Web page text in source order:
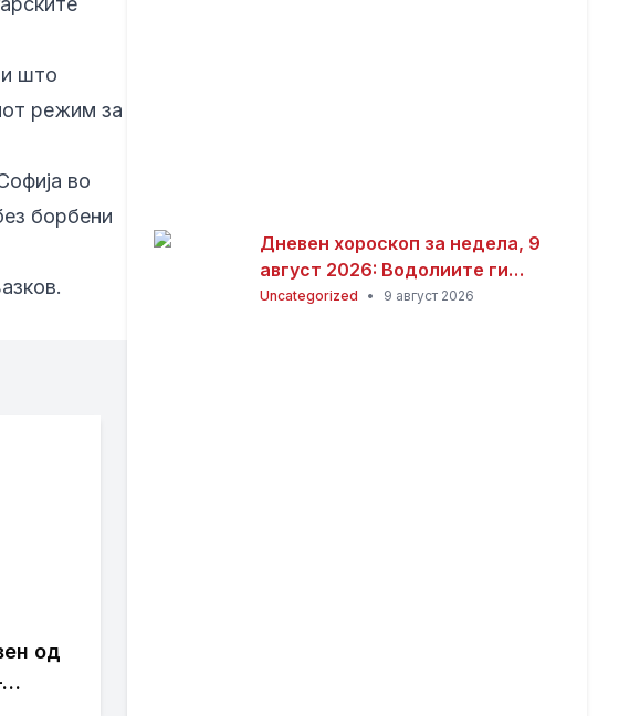
што
режим за
во
борбени
од
Дневен хороскоп за недела, 9
август 2026: Водолиите ги
очекува одличен ден, Јарците
Uncategorized • 9 август 2026